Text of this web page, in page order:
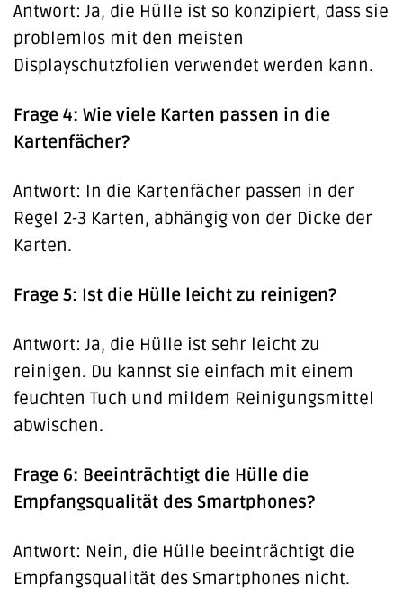
Antwort: Ja, die Hülle ist so konzipiert, dass sie
problemlos mit den meisten
Displayschutzfolien verwendet werden kann.
Frage 4: Wie viele Karten passen in die
Kartenfächer?
Antwort: In die Kartenfächer passen in der
Regel 2-3 Karten, abhängig von der Dicke der
Karten.
Frage 5: Ist die Hülle leicht zu reinigen?
Antwort: Ja, die Hülle ist sehr leicht zu
reinigen. Du kannst sie einfach mit einem
feuchten Tuch und mildem Reinigungsmittel
abwischen.
Frage 6: Beeinträchtigt die Hülle die
Empfangsqualität des Smartphones?
Antwort: Nein, die Hülle beeinträchtigt die
Empfangsqualität des Smartphones nicht.